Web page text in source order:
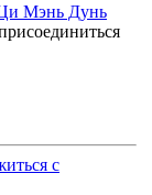
Мэнь Дунь
с